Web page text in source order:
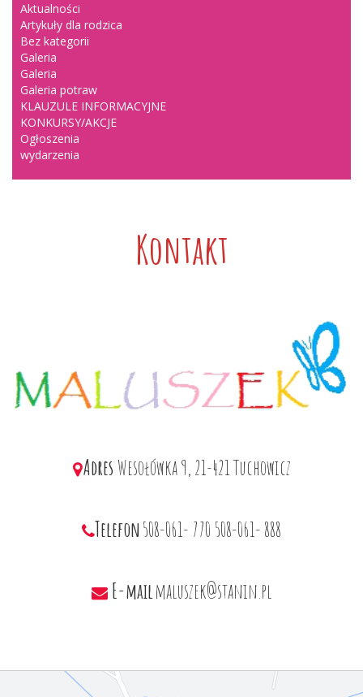
Aktualności
Artykuły dla rodzica
Bez kategorii
Galeria
Galeria
Galeria potraw
KLAUZULE INFORMACYJNE
KONKURSY/AKCJE
Ogłoszenia
wydarzenia
Kontakt
Adres Wesołówka 9, 21-421 Tuchowicz
Telefon508-061- 770 508-061- 888
E-mail maluszek@stanin.pl